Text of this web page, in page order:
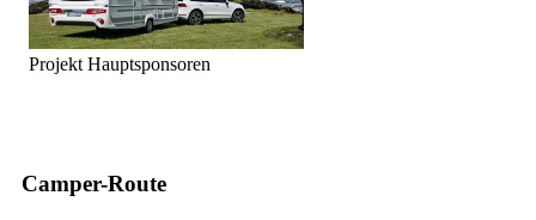
Projekt Hauptsponsoren
Camper-Route